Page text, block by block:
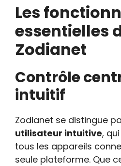
Les
essentielles
Zodianet
Contrôle
intuitif
Zodianet se distingue
utilisateur intuitive,
tous les appareils
seule plateforme. Que